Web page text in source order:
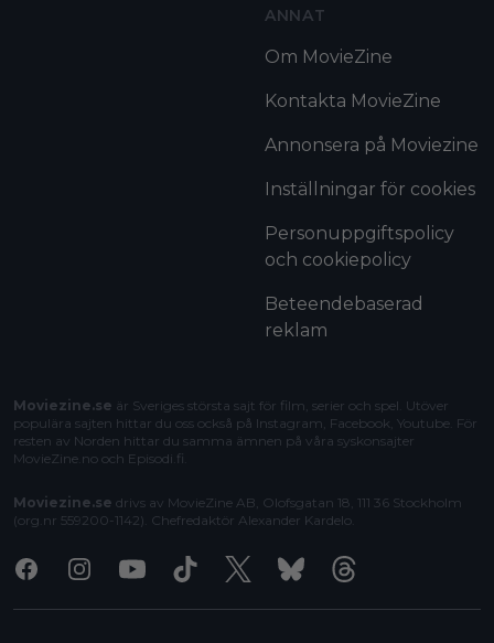
ANNAT
Om MovieZine
Kontakta MovieZine
Annonsera på Moviezine
Inställningar för cookies
Personuppgiftspolicy
och cookiepolicy
Beteendebaserad
reklam
Moviezine.se är Sveriges största sajt för film, serier och spel. Utöver
populära sajten hittar du oss också på Instagram, Facebook, Youtube. För
resten av Norden hittar du samma ämnen på våra syskonsajter
MovieZine.no och Episodi.fi
Moviezine.se drivs av MovieZine AB, Olofsgatan 18, 111 36 Stockholm
(org.nr 559200-1142). Chefredaktör Alexander Kardelo
FacebookInstagramYoutubeTiktok X BlueskyThreads